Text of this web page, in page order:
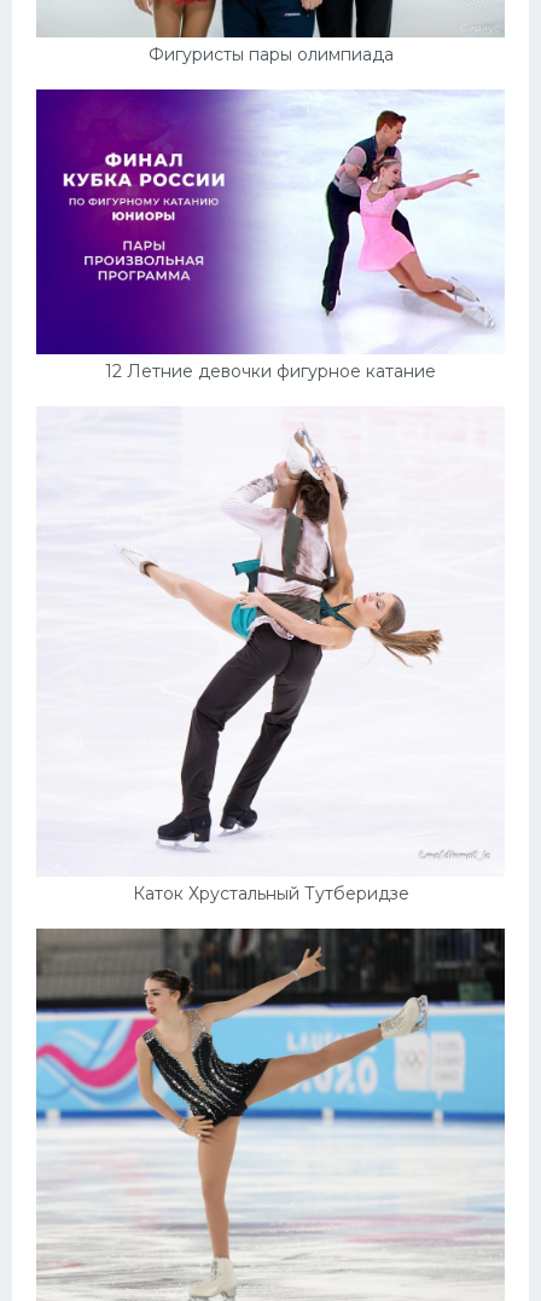
Фигуристы пары олимпиада
12 Летние девочки фигурное катание
Каток Хрустальный Тутберидзе